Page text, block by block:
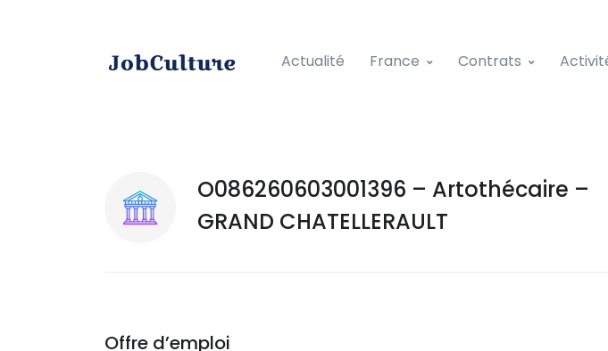
Actualité France Contrats
O086260603001396 – Artothécaire –
GRAND CHATELLERAULT
Offre d’emploi